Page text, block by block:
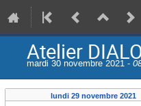
Atelier
mardi 30 novembre 2021 -
lundi 29 novembre 2021